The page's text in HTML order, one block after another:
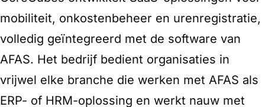
mobiliteit, onkostenbeheer en urenregistratie,
volledig geïntegreerd met de software van
AFAS. Het bedrijf bedient organisaties in
vrijwel elke branche die werken met AFAS als
ERP- of HRM-oplossing en werkt nauw met